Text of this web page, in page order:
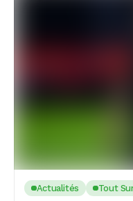
Actualités Tout